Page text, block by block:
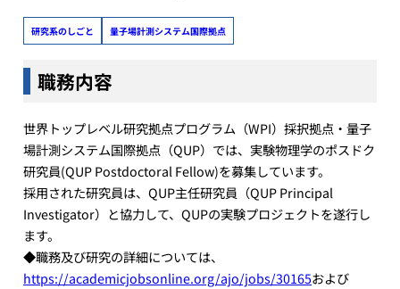
研究系のしごと 量子場計測システム国際拠点
職務内容
世界トップレベル研究拠点プログラム（WPI）採択拠点・量子
場計測システム国際拠点（QUP）では、実験物理学のポスドク
研究員(QUP Postdoctoral Fellow)を募集しています。
採用された研究員は、QUP主任研究員（QUP Principal
Investigator）と協力して、QUPの実験プロジェクトを遂行し
ます。
◆職務及び研究の詳細については、
https://academicjobsonline.org/ajo/jobs/30165および